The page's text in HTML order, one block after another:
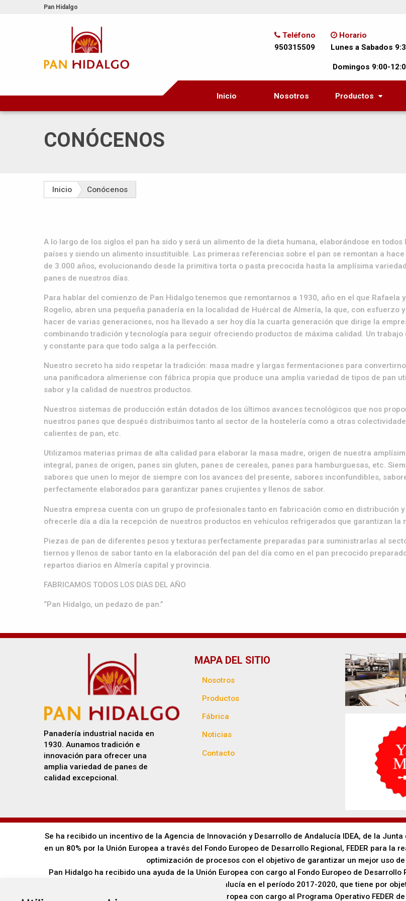
Pan Hidalgo
Teléfono
950315509
Horario
Lunes a Sabados
Domingos 9:00-
Inicio Nosotros Productos
CONÓCENOS
Inicio Conócenos
A lo largo de los siglos el pan ha sido y será un alimento de la dieta humana, elaborándose en todos
países y siendo un alimento insustituible. Las primeras referencias sobre el pan se remontan a hace
de 3.000 años, evolucionando desde la primitiva torta o pasta precocida hasta la amplísima
panes de nuestros días.
Para hablar del comienzo de Pan Hidalgo tenemos que remontarnos a 1930, año en el que Rafaela y
Rogelio, abren una pequeña panadería en la localidad de Huércal de Almería, la que, con esfuerzo
hacer de varias generaciones, nos ha llevado a ser hoy día la cuarta generación que dirige la
combinando tradición y tecnología para seguir ofreciendo productos de máxima calidad. Un trabajo
y constante para que todo salga a la perfección.
Nuestro secreto ha sido respetar la tradición: masa madre y largas fermentaciones para
una panificadora almeriense con fábrica propia que produce una amplia variedad de tipos de pan
sabor y la calidad de nuestros productos.
Nuestros sistemas de producción están dotados de los últimos avances tecnológicos que nos
nuestros panes que después distribuimos tanto al sector de la hostelería como a otras
calientes de pan, etc.
Utilizamos materias primas de alta calidad para elaborar la masa madre, origen de nuestra
integral, panes de origen, panes sin gluten, panes de cereales, panes para hamburguesas, etc.
sabores que unen lo mejor de siempre con los avances del presente, sabores inconfundibles,
perfectamente elaborados para garantizar panes crujientes y llenos de sabor.
Nuestra empresa cuenta con un grupo de profesionales tanto en fabricación como en distribución
ofrecerle día a día la recepción de nuestros productos en vehículos refrigerados que garantizan la
Piezas de pan de diferentes pesos y texturas perfectamente preparadas para suministrarlas al
tiernos y llenos de sabor tanto en la elaboración del pan del día como en el pan precocido
repartos diarios en Almería capital y provincia.
FABRICAMOS TODOS LOS DIAS DEL AÑO
“Pan Hidalgo, un pedazo de pan.”
Panadería industrial nacida en
1930. Aunamos tradición e
innovación para ofrecer una
amplia variedad de panes de
calidad excepcional.
MAPA DEL SITIO
Nosotros
Productos
Fábrica
Noticias
Contacto
Se ha recibido un incentivo de la Agencia de Innovación y Desarrollo de Andalucía IDEA, de la
en un 80% por la Unión Europea a través del Fondo Europeo de Desarrollo Regional, FEDER para
optimización de procesos con el objetivo de garantizar un mejor uso
Pan Hidalgo ha recibido una ayuda de la Unión Europea con cargo al Fondo Europeo de Desarrollo
desarrollo energético sostenible de Andalucía en el período 2017-2020, que tiene por
Pan Hidalgo ha recibido una ayuda de la Unión Europea con cargo al Programa Operativo